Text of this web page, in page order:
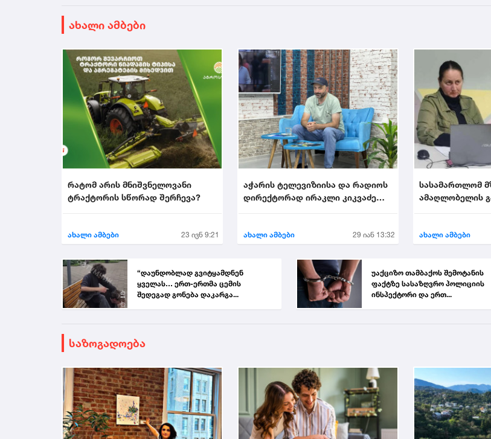
ახალი ამბები
რატომ არის მნიშვნელოვანი
ტრაქტორის სწორად შერჩევა?
ახალი ამბები 23 ივნ 9:21
აჭარის ტელევიზიისა და რადიოს
დირექტორად ირაკლი კიკვაძე
ახალი ამბები 29 იან 13:32
სასამართლომ
ამაღლობელის
ახალი ამბები
“დაუნდობლად გვიტყამდნენ
ყველას… ერთ-ერთმა ცემის
შედეგად გონება დაკარგა...
უაქციზო თამბაქოს შემოტანის
ფაქტზე სასაზღვრო პოლიციის
ინსპექტორი და ერთ...
საზოგადოება